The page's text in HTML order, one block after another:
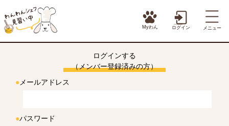
Myわん ログイン メニュー
ログインする
（メンバー登録済みの方）
● メールアドレス
●パスワード